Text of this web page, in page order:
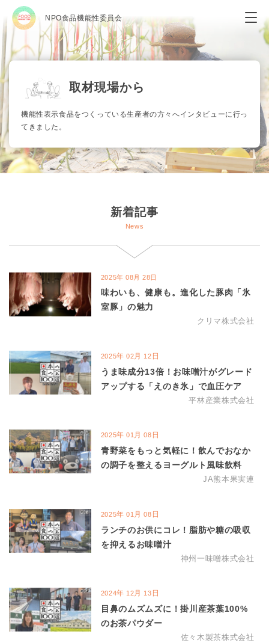
NPO食品機能性委員会
取材現場から
機能性表示食品をつくっている生産者の方々へインタビューに行っ
てきました。
新着記事
News
2025年 08月 28日
味わいも、健康も。進化した豚肉「氷
室豚」の魅力
クリマ株式会社
2025年 02月 12 日
うま味成分13倍！お味噌汁がグレード
アップする「えのき氷」で血圧ケア
平林産業株式会社
2025年 01 月 08 日
青野菜をもっと気軽に！飲んでおなか
の調子を整えるヨーグルト風味飲料
JA熊本果実連
2025年 01 月 08 日
ランチのお供にコレ！脂肪や糖の吸収
を抑えるお味噌汁
神州一味噌株式会社
2024年 12月 13 日
目鼻のムズムズに！掛川産茶葉100%
のお茶パウダー
佐々木製茶株式会社